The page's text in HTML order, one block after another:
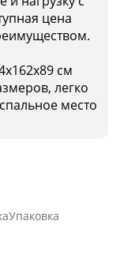
цена
см
легко
место
Упаковка